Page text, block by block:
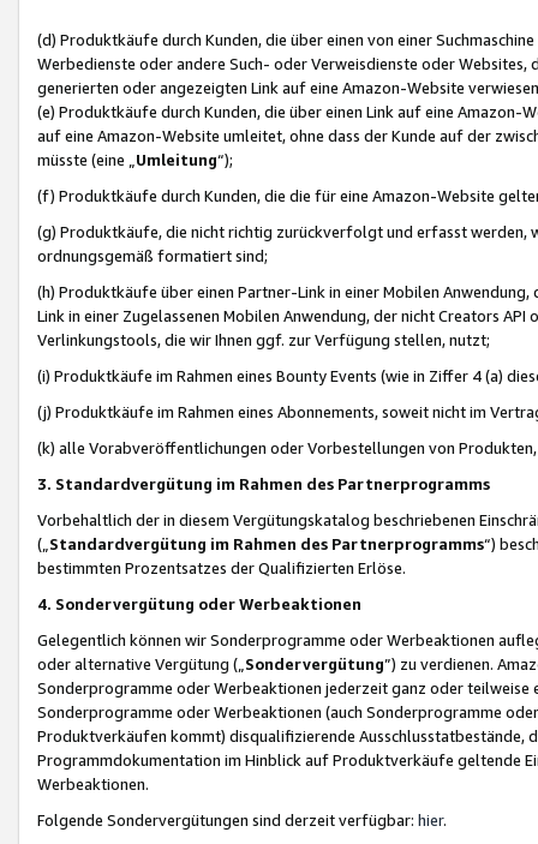
(d) Produktkäufe durch Kunden, die über einen von einer
Werbedienste oder andere Such- oder Verweisdienste oder Websites,
generierten oder angezeigten Link auf eine Amazon-Website
(e) Produktkäufe durch Kunden, die über einen Link auf eine
auf eine Amazon-Website umleitet, ohne dass der Kunde auf der
müsste (eine „ Umleitung“);
(f) Produktkäufe durch Kunden, die die für eine Amazon-Website
(g) Produktkäufe, die nicht richtig zurückverfolgt und erfasst werden,
ordnungsgemäß formatiert sind;
(h) Produktkäufe über einen Partner-Link in einer Mobilen
Link in einer Zugelassenen Mobilen Anwendung, der nicht Creators
Verlinkungstools, die wir Ihnen ggf. zur Verfügung stellen, nutzt;
(i) Produktkäufe im Rahmen eines Bounty Events (wie in Ziffer 4 (a)
(j) Produktkäufe im Rahmen eines Abonnements, soweit nicht im
(k) alle Vorabveröffentlichungen oder Vorbestellungen von
3. Standardvergütung im Rahmen des Partnerprogramms
Vorbehaltlich der in diesem Vergütungskatalog beschriebenen
(„ Standardvergütung im Rahmen des Partnerprogramms“)
bestimmten Prozentsatzes der Qualifizierten Erlöse.
4. Sondervergütung oder Werbeaktionen
Gelegentlich können wir Sonderprogramme oder Werbeaktionen
oder alternative Vergütung („ Sondervergütung”) zu verdienen.
Sonderprogramme oder Werbeaktionen jederzeit ganz oder
Sonderprogramme oder Werbeaktionen (auch Sonderprogramme
Produktverkäufen kommt) disqualifizierende Ausschlusstatbestände,
Programmdokumentation im Hinblick auf Produktverkäufe geltende
Werbeaktionen.
Folgende Sondervergütungen sind derzeit verfügbar: hier.